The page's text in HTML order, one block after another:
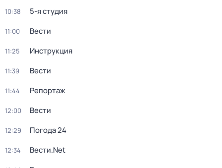
10:38 5-я студия
11:00 Вести
11:25 Инструкция
11:39 Вести
11:44 Репортаж
12:00 Вести
12:29 Погода 24
12:34 Вести.Net